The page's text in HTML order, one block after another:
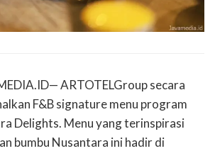
ARTOTELGroup secara
F&B signature menu program
Delights. Menu yang terinspirasi
bumbu Nusantara ini hadir di